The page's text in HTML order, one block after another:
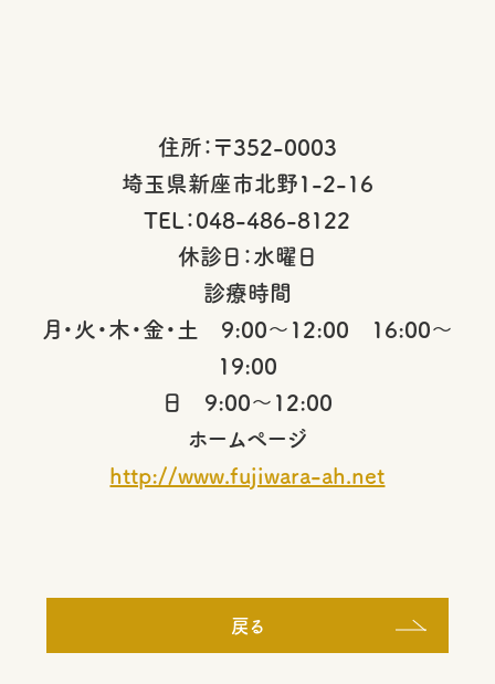
住所：〒352-0003
埼玉県新座市北野1-2-16
TEL：048-486-8122
休診日：水曜日
診療時間
月・火・木・金・土 9:00～12:00 16:00～
19:00
日 9:00～12:00
ホームページ
http://www.fujiwara-ah.net
戻る